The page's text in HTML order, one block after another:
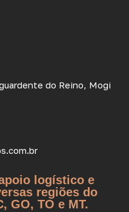
do Reino, Mogi
logístico e
regiões do
GO, TO e MT.